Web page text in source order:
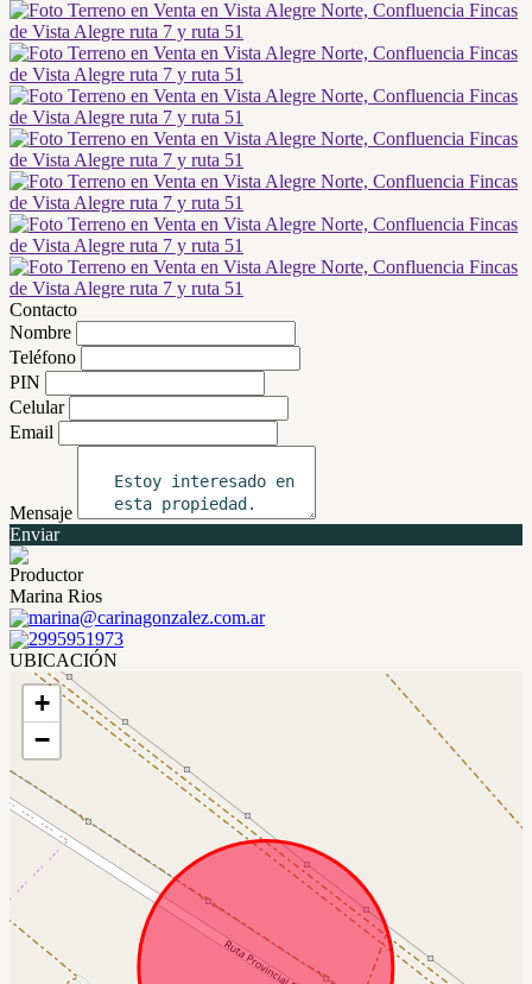
Contacto
Nombre
Teléfono
PIN
Celular
Email
Mensaje
Enviar
Productor
Marina Rios
marina@carinagonzalez.com.ar
2995951973
UBICACIÓN
+
−